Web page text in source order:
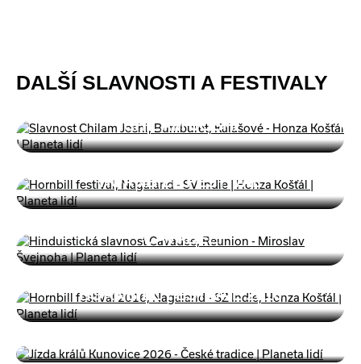
DALŠÍ SLAVNOSTI A FESTIVALY
CHILAM JOSHI
HORNBILL FESTIVAL
CAVADEE
HORNBILL FESTIVAL 2016